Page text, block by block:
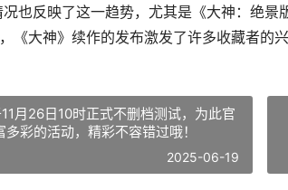
也反映了这一趋势，尤其是《大神：绝
《大神》续作的发布激发了许多收藏者的
11月26日10时正式不删档测试，为此官
彩的活动，精彩不容错过哦！
2025-06-19